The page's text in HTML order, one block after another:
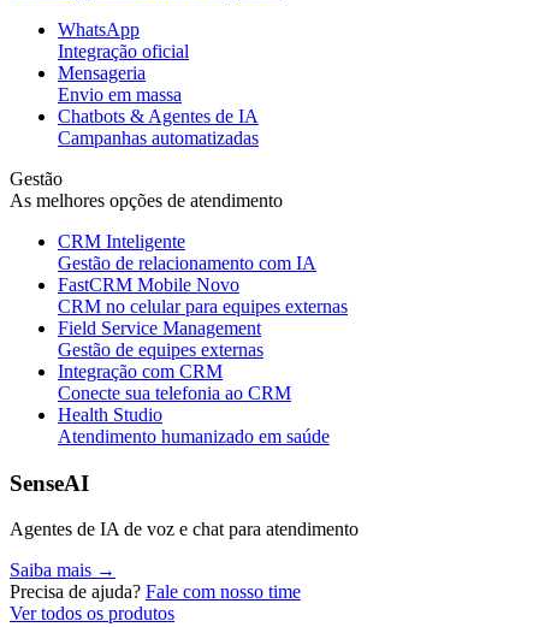
WhatsApp
Integração oficial
Mensageria
Envio em massa
Chatbots & Agentes de IA
Campanhas automatizadas
Gestão
As melhores opções de atendimento
CRM Inteligente
Gestão de relacionamento com IA
FastCRM Mobile Novo
CRM no celular para equipes externas
Field Service Management
Gestão de equipes externas
Integração com CRM
Conecte sua telefonia ao CRM
Health Studio
Atendimento humanizado em saúde
SenseAI
Agentes de IA de voz e chat para atendimento
Saiba mais →
Precisa de ajuda? Fale com nosso time
Ver todos os produtos